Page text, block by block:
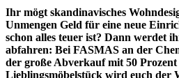
Ihr mögt skandinavisches
Unmengen Geld für eine neue
schon alles teuer ist? Dann werdet
abfahren: Bei FASMAS an der
der große Abverkauf mit 50
Lieblingsmöbelstück wird euch der